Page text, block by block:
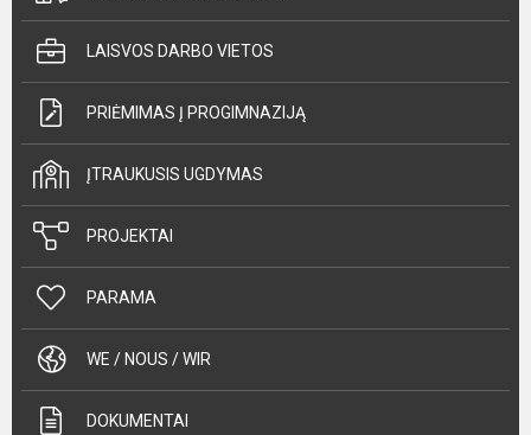
LAISVOS DARBO VIETOS
PRIĖMIMAS Į PROGIMNAZIJĄ
ĮTRAUKUSIS UGDYMAS
PROJEKTAI
PARAMA
WE / NOUS / WIR
DOKUMENTAI